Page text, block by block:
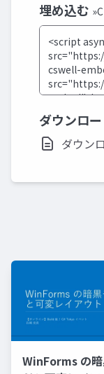
埋め込む
ダウンロ
ダウン
WinForms の暗